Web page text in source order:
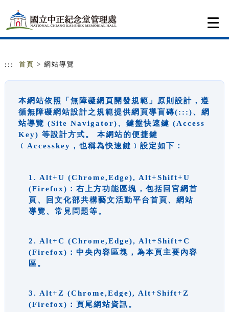
::: 首頁 > 網站導覽
本網站依照「無障礙網頁開發規範」原則設計，遵
循無障礙網站設計之規範提供網頁導盲磚(:::)、網
站導覽 (Site Navigator)、鍵盤快速鍵 (Access
Key) 等設計方式。 本網站的便捷鍵
﹝Accesskey，也稱為快速鍵﹞設定如下：
1. Alt+U (Chrome,Edge), Alt+Shift+U
(Firefox)：右上方功能區塊，包括回官網首
頁、回文化部共構藝文活動平台首頁、網站
導覽、常見問題等。
2. Alt+C (Chrome,Edge), Alt+Shift+C
(Firefox)：中央內容區塊，為本頁主要內容
區。
3. Alt+Z (Chrome,Edge), Alt+Shift+Z
(Firefox)：頁尾網站資訊。